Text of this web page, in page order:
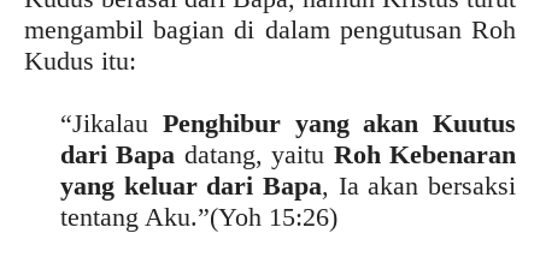
mengambil bagian di dalam pengutusan Roh
Kudus itu:
“Jikalau Penghibur yang akan Kuutus
dari Bapa datang, yaitu Roh Kebenaran
yang keluar dari Bapa, Ia akan bersaksi
tentang Aku.”(Yoh 15:26)